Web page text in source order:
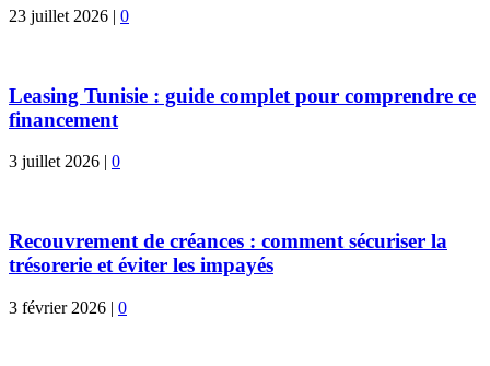
23 juillet 2026 | 0
Leasing Tunisie : guide complet pour comprendre ce
financement
3 juillet 2026 | 0
Recouvrement de créances : comment sécuriser la
trésorerie et éviter les impayés
3 février 2026 | 0